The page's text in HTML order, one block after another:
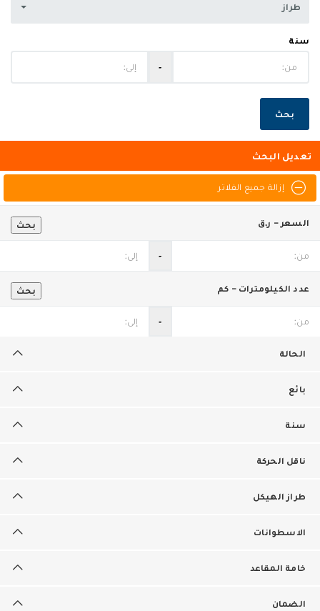
طراز
سنة
‐
بحث
تعديل البحث
إزالة جميع الفلاتر
بحث السعر - ر.ق
‐
بحث عدد الكيلومترات - كم
‐
الحالة
بائع
سنة
ناقل الحركة
طراز الهيكل
الاسطوانات
خامة المقاعد
الضمان